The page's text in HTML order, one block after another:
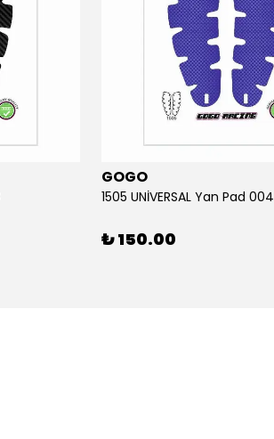
GOGO
1505 UNİVERSAL Yan Pad 004
₺ 150.00